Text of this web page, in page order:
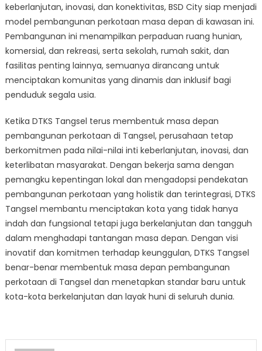
keberlanjutan, inovasi, dan konektivitas, BSD City siap menjadi
model pembangunan perkotaan masa depan di kawasan ini.
Pembangunan ini menampilkan perpaduan ruang hunian,
komersial, dan rekreasi, serta sekolah, rumah sakit, dan
fasilitas penting lainnya, semuanya dirancang untuk
menciptakan komunitas yang dinamis dan inklusif bagi
penduduk segala usia.
Ketika DTKS Tangsel terus membentuk masa depan
pembangunan perkotaan di Tangsel, perusahaan tetap
berkomitmen pada nilai-nilai inti keberlanjutan, inovasi, dan
keterlibatan masyarakat. Dengan bekerja sama dengan
pemangku kepentingan lokal dan mengadopsi pendekatan
pembangunan perkotaan yang holistik dan terintegrasi, DTKS
Tangsel membantu menciptakan kota yang tidak hanya
indah dan fungsional tetapi juga berkelanjutan dan tangguh
dalam menghadapi tantangan masa depan. Dengan visi
inovatif dan komitmen terhadap keunggulan, DTKS Tangsel
benar-benar membentuk masa depan pembangunan
perkotaan di Tangsel dan menetapkan standar baru untuk
kota-kota berkelanjutan dan layak huni di seluruh dunia.